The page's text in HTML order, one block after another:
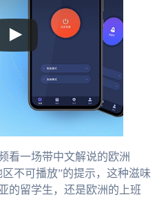
看一场带中文解说的欧洲
不可播放”的提示，这种滋味
的留学生，还是欧洲的上班